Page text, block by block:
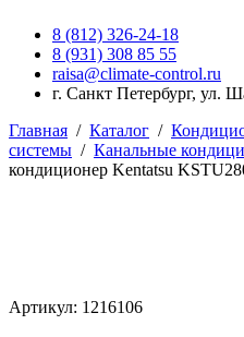
8 (812) 326-24-18
8 (931) 308 85 55
raisa@climate-control.ru
г. Санкт Петербург, ул.
Главная / Каталог /
системы / Канальные
кондиционер Kentatsu
Артикул: 1216106